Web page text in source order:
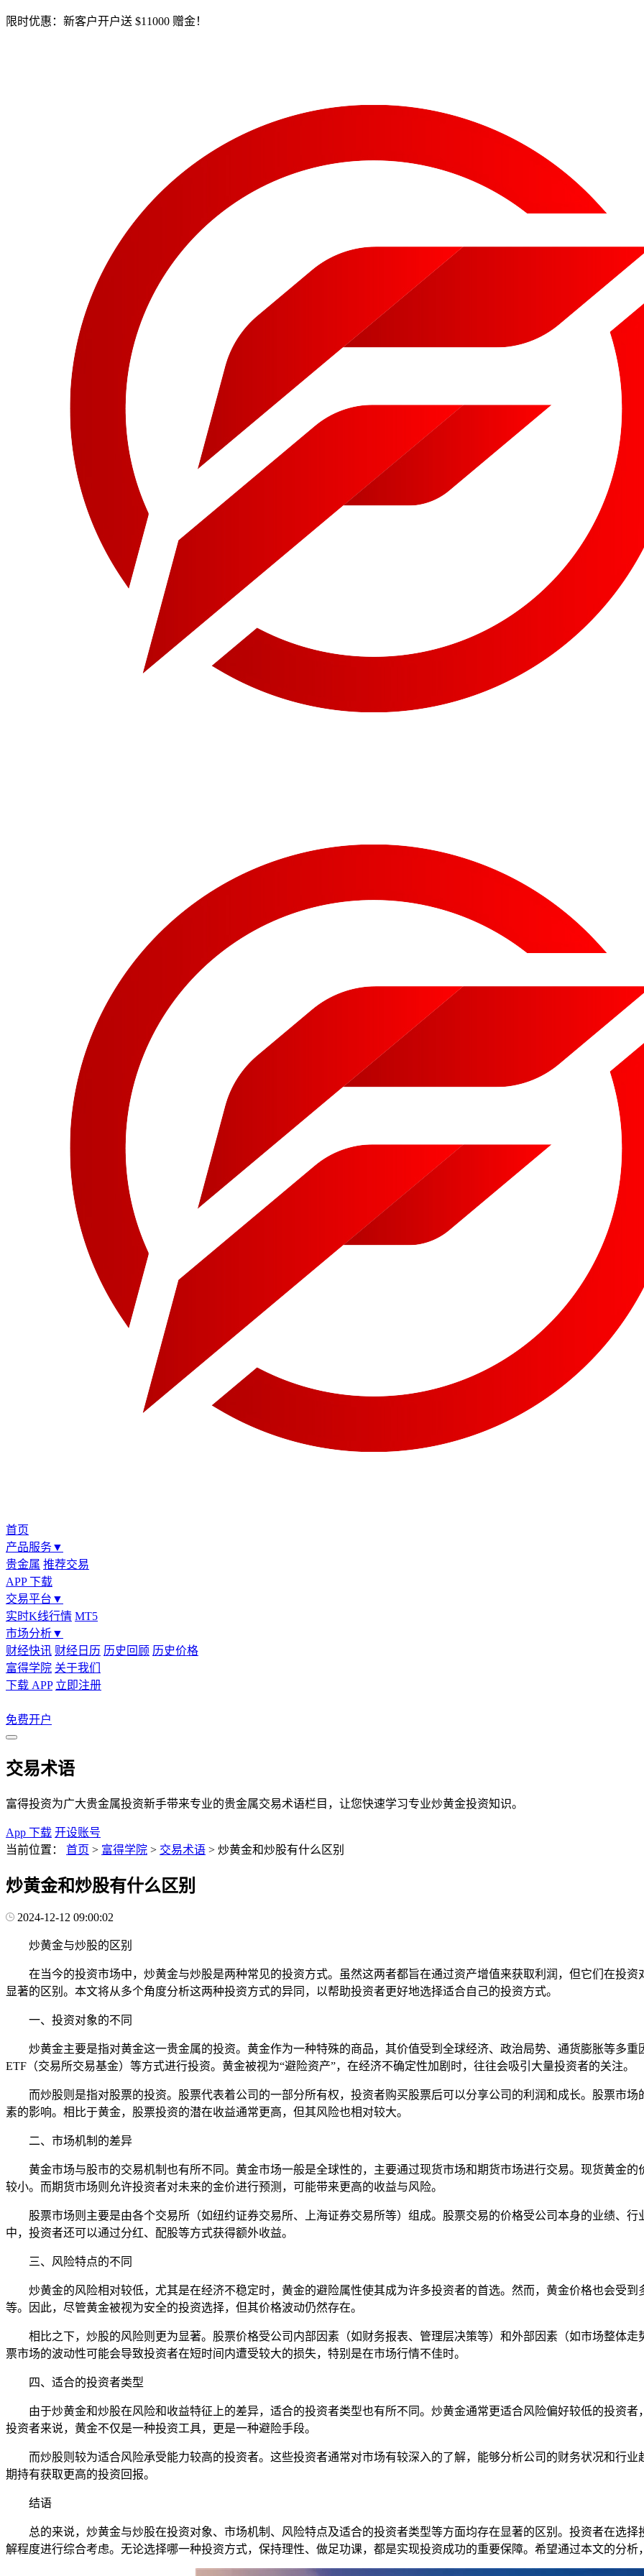
限时优惠：新客户开户送 $11000 赠金！
首页
产品服务▼
贵金属 推荐交易
APP 下载
交易平台 ▼
实时K线行情 MT5
市场分析▼
财经快讯 财经日历 历史回顾 历史价格
富得学院 关于我们
下载 APP 立即注册
免费开户
交易术语
富得投资为广大贵金属投资新手带来专业的贵金属交易术语栏目，让您快速学习专业炒黄金投资知识。
App 下载 开设账号
当前位置：
首页 > 富得学院 > 交易术语 > 炒黄金和炒股有什么区别
炒黄金和炒股有什么区别
2024-12-12 09:00:02
炒黄金与炒股的区别
在当今的投资市场中，炒黄金与炒股是两种常见的投资方式。虽然这两者都旨在通过资产增值来获取利润，但它们在投
显著的区别。本文将从多个角度分析这两种投资方式的异同，以帮助投资者更好地选择适合自己的投资方式。
一、投资对象的不同
炒黄金主要是指对黄金这一贵金属的投资。黄金作为一种特殊的商品，其价值受到全球经济、政治局势、通货膨胀等多
ETF（交易所交易基金）等方式进行投资。黄金被视为“避险资产”，在经济不确定性加剧时，往往会吸引大量投资者的关注。
而炒股则是指对股票的投资。股票代表着公司的一部分所有权，投资者购买股票后可以分享公司的利润和成长。股票市
素的影响。相比于黄金，股票投资的潜在收益通常更高，但其风险也相对较大。
二、市场机制的差异
黄金市场与股市的交易机制也有所不同。黄金市场一般是全球性的，主要通过现货市场和期货市场进行交易。现货黄金
较小。而期货市场则允许投资者对未来的金价进行预测，可能带来更高的收益与风险。
股票市场则主要是由各个交易所（如纽约证券交易所、上海证券交易所等）组成。股票交易的价格受公司本身的业绩、
中，投资者还可以通过分红、配股等方式获得额外收益。
三、风险特点的不同
炒黄金的风险相对较低，尤其是在经济不稳定时，黄金的避险属性使其成为许多投资者的首选。然而，黄金价格也会受
等。因此，尽管黄金被视为安全的投资选择，但其价格波动仍然存在。
相比之下，炒股的风险则更为显著。股票价格受公司内部因素（如财务报表、管理层决策等）和外部因素（如市场整体
票市场的波动性可能会导致投资者在短时间内遭受较大的损失，特别是在市场行情不佳时。
四、适合的投资者类型
由于炒黄金和炒股在风险和收益特征上的差异，适合的投资者类型也有所不同。炒黄金通常更适合风险偏好较低的投资
投资者来说，黄金不仅是一种投资工具，更是一种避险手段。
而炒股则较为适合风险承受能力较高的投资者。这些投资者通常对市场有较深入的了解，能够分析公司的财务状况和行
期持有获取更高的投资回报。
结语
总的来说，炒黄金与炒股在投资对象、市场机制、风险特点及适合的投资者类型等方面均存在显著的区别。投资者在选
解程度进行综合考虑。无论选择哪一种投资方式，保持理性、做足功课，都是实现投资成功的重要保障。希望通过本文的分析